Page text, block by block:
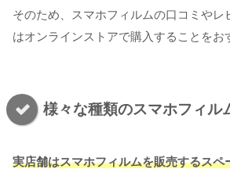
そのため、スマホフィルムの口コミやレ
はオンラインストアで購入することをお
様々な種類のスマホフィル
実店舗はスマホフィルムを販売するスペ